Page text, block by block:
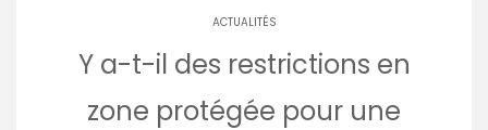
ACTUALITÉS
Y a-t-il des restrictions en
zone protégée pour une